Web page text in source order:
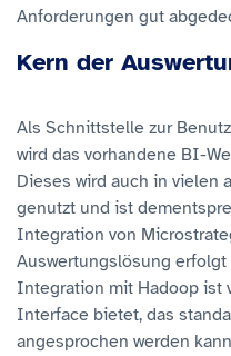
Anforderungen gut
Kern der
Als Schnittstelle zur
wird das vorhandene BI-
Dieses wird auch in vielen
genutzt und ist
Integration von
Auswertungslösung
Integration mit Hadoop ist
Interface bietet, das
angesprochen werden